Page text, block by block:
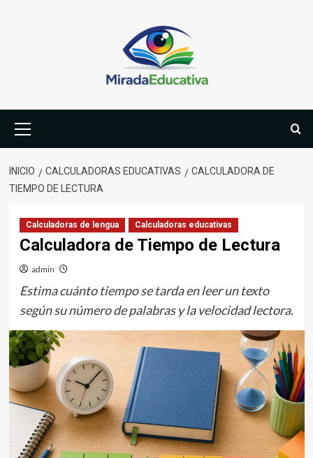
primario
INICIO CALCULADORAS EDUCATIVAS
CALCULADORA DE
TIEMPO DE LECTURA
Calculadoras de lengua Calculadoras educativas
Calculadora de Tiempo de Lectura
admin
Estima cuánto tiempo se tarda en leer un texto
según su número de palabras y la velocidad lectora.